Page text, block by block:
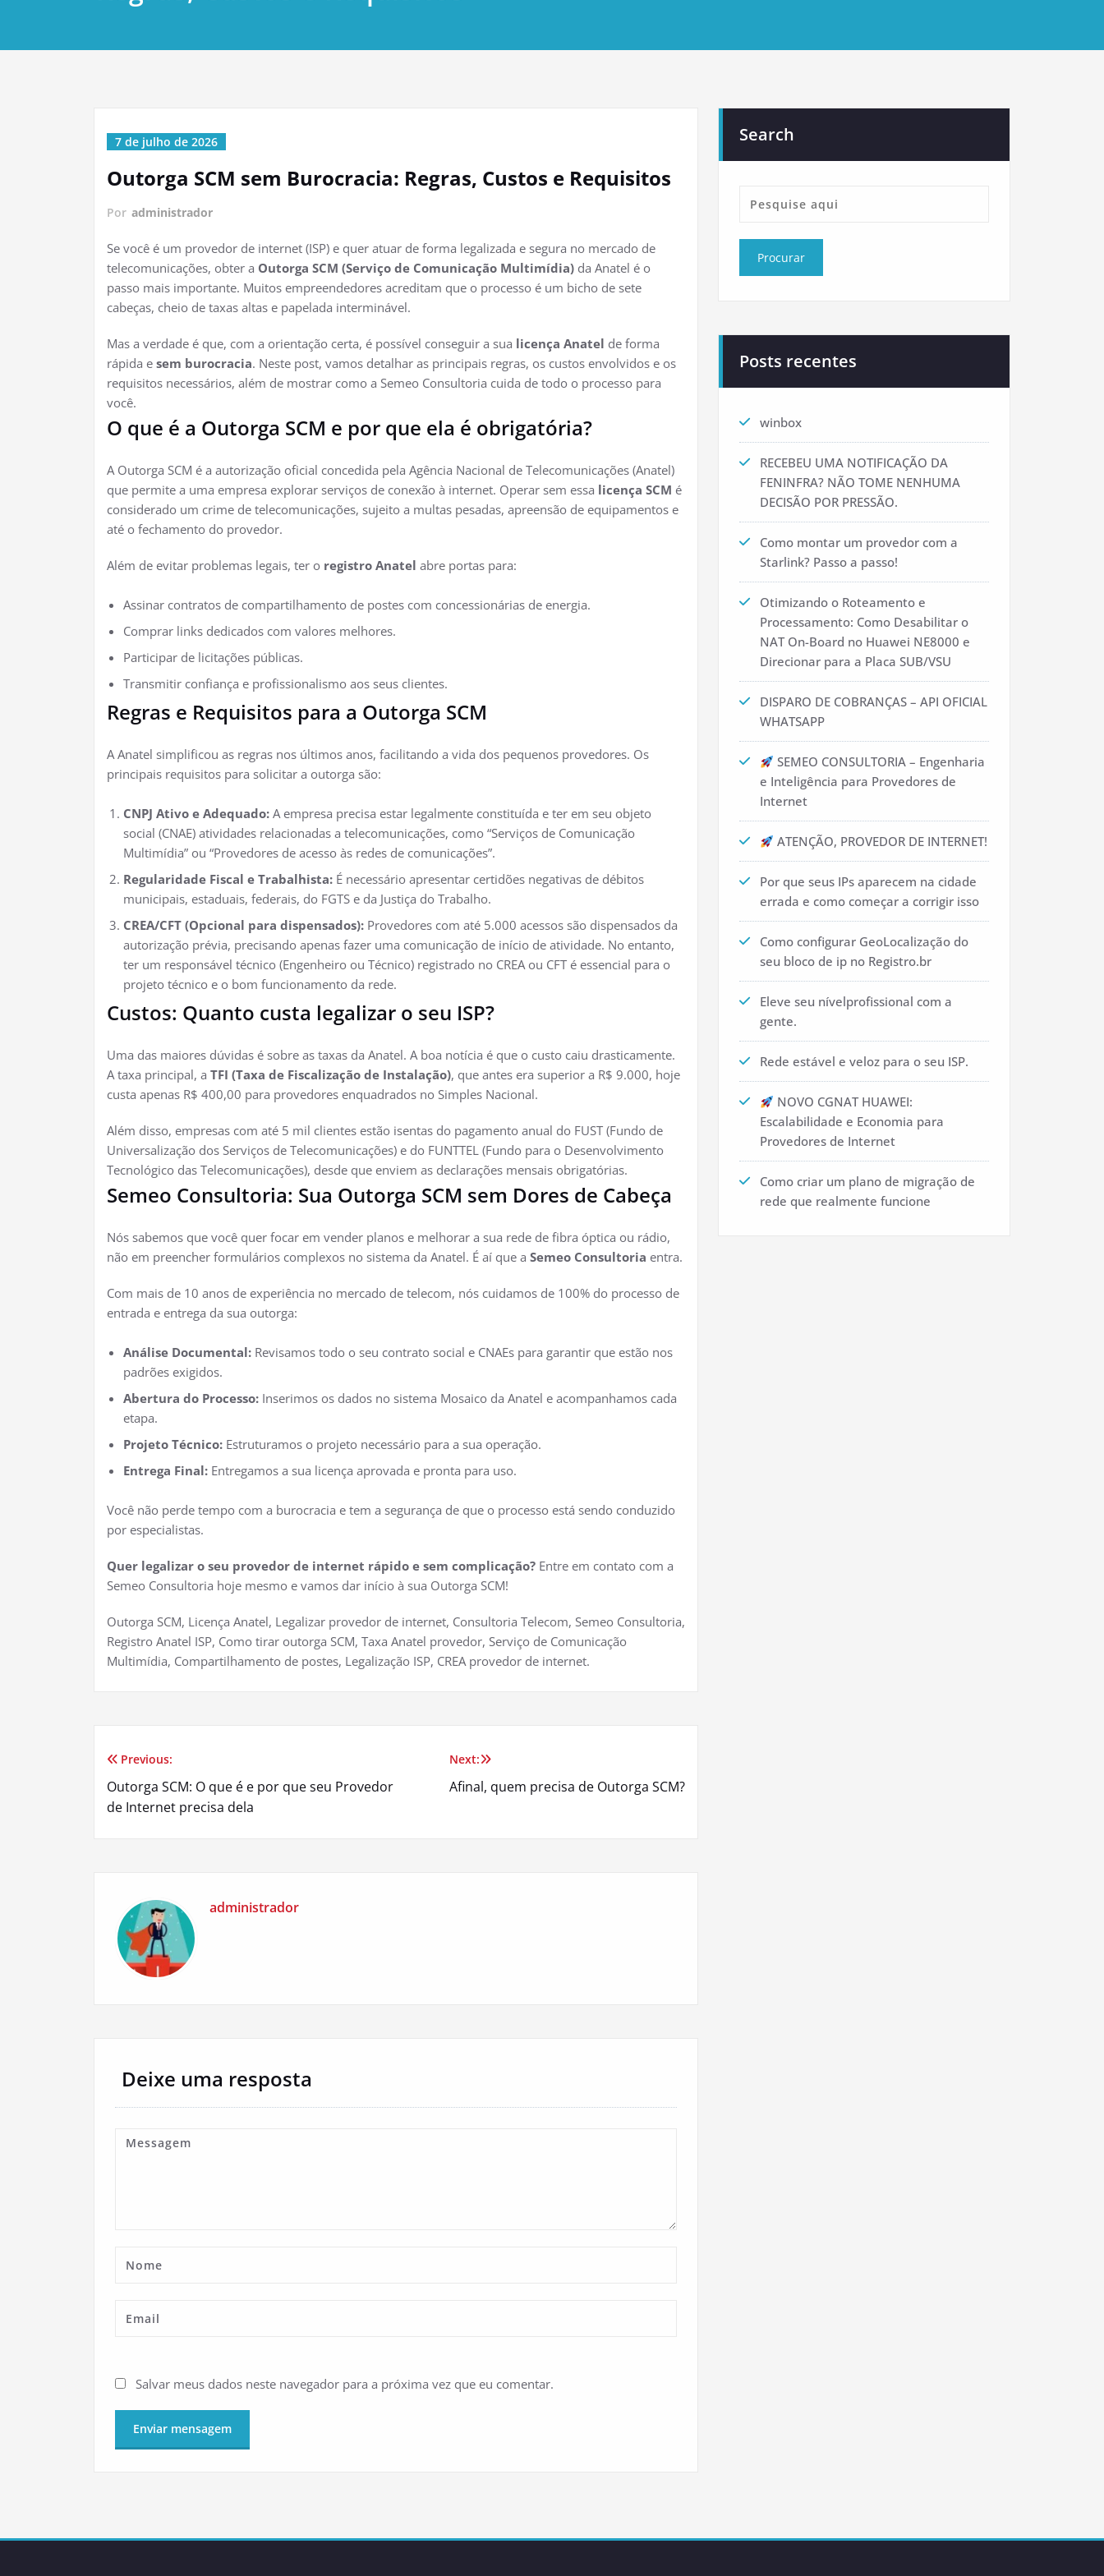
7 de julho de 2026
Outorga SCM sem Burocracia: Regras, Custos e Requisitos
Por administrador
Se você é um provedor de internet (ISP) e quer atuar de forma legalizada e segura no mercado de
telecomunicações, obter a Outorga SCM (Serviço de Comunicação Multimídia) da Anatel é o
passo mais importante. Muitos empreendedores acreditam que o processo é um bicho de sete
cabeças, cheio de taxas altas e papelada interminável.
Mas a verdade é que, com a orientação certa, é possível conseguir a sua licença Anatel de forma
rápida e sem burocracia. Neste post, vamos detalhar as principais regras, os custos envolvidos e os
requisitos necessários, além de mostrar como a Semeo Consultoria cuida de todo o processo para
você.
O que é a Outorga SCM e por que ela é obrigatória?
A Outorga SCM é a autorização oficial concedida pela Agência Nacional de Telecomunicações (Anatel)
que permite a uma empresa explorar serviços de conexão à internet. Operar sem essa licença SCM é
considerado um crime de telecomunicações, sujeito a multas pesadas, apreensão de equipamentos e
até o fechamento do provedor.
Além de evitar problemas legais, ter o registro Anatel abre portas para:
Assinar contratos de compartilhamento de postes com concessionárias de energia.
Comprar links dedicados com valores melhores.
Participar de licitações públicas.
Transmitir confiança e profissionalismo aos seus clientes.
Regras e Requisitos para a Outorga SCM
A Anatel simplificou as regras nos últimos anos, facilitando a vida dos pequenos provedores. Os
principais requisitos para solicitar a outorga são:
CNPJ Ativo e Adequado: A empresa precisa estar legalmente constituída e ter em seu objeto
social (CNAE) atividades relacionadas a telecomunicações, como “Serviços de Comunicação
Multimídia” ou “Provedores de acesso às redes de comunicações”.
Regularidade Fiscal e Trabalhista: É necessário apresentar certidões negativas de débitos
municipais, estaduais, federais, do FGTS e da Justiça do Trabalho.
CREA/CFT (Opcional para dispensados): Provedores com até 5.000 acessos são dispensados da
autorização prévia, precisando apenas fazer uma comunicação de início de atividade. No entanto,
ter um responsável técnico (Engenheiro ou Técnico) registrado no CREA ou CFT é essencial para o
projeto técnico e o bom funcionamento da rede.
Custos: Quanto custa legalizar o seu ISP?
Uma das maiores dúvidas é sobre as taxas da Anatel. A boa notícia é que o custo caiu drasticamente.
A taxa principal, a TFI (Taxa de Fiscalização de Instalação), que antes era superior a R$ 9.000, hoje
custa apenas R$ 400,00 para provedores enquadrados no Simples Nacional.
Além disso, empresas com até 5 mil clientes estão isentas do pagamento anual do FUST (Fundo de
Universalização dos Serviços de Telecomunicações) e do FUNTTEL (Fundo para o Desenvolvimento
Tecnológico das Telecomunicações), desde que enviem as declarações mensais obrigatórias.
Semeo Consultoria: Sua Outorga SCM sem Dores de Cabeça
Nós sabemos que você quer focar em vender planos e melhorar a sua rede de fibra óptica ou rádio,
não em preencher formulários complexos no sistema da Anatel. É aí que a Semeo Consultoria entra.
Com mais de 10 anos de experiência no mercado de telecom, nós cuidamos de 100% do processo de
entrada e entrega da sua outorga:
Análise Documental: Revisamos todo o seu contrato social e CNAEs para garantir que estão nos
padrões exigidos.
Abertura do Processo: Inserimos os dados no sistema Mosaico da Anatel e acompanhamos cada
etapa.
Projeto Técnico: Estruturamos o projeto necessário para a sua operação.
Entrega Final: Entregamos a sua licença aprovada e pronta para uso.
Você não perde tempo com a burocracia e tem a segurança de que o processo está sendo conduzido
por especialistas.
Quer legalizar o seu provedor de internet rápido e sem complicação? Entre em contato com a
Semeo Consultoria hoje mesmo e vamos dar início à sua Outorga SCM!
Outorga SCM, Licença Anatel, Legalizar provedor de internet, Consultoria Telecom, Semeo Consultoria,
Registro Anatel ISP, Como tirar outorga SCM, Taxa Anatel provedor, Serviço de Comunicação
Multimídia, Compartilhamento de postes, Legalização ISP, CREA provedor de internet.
Navegação
de
Previous:
Outorga SCM: O que é e por que seu Provedor
de Internet precisa dela
Next:
Afinal, quem precisa de Outorga SCM?
administrador
Deixe uma resposta
Salvar meus dados neste navegador para a próxima vez que eu comentar.
Search
Posts recentes
winbox
RECEBEU UMA NOTIFICAÇÃO DA
FENINFRA? NÃO TOME NENHUMA
DECISÃO POR PRESSÃO.
Como montar um provedor com a
Starlink? Passo a passo!
Otimizando o Roteamento e
Processamento: Como Desabilitar o
NAT On-Board no Huawei NE8000 e
Direcionar para a Placa SUB/VSU
DISPARO DE COBRANÇAS – API OFICIAL
WHATSAPP
SEMEO CONSULTORIA – Engenharia
e Inteligência para Provedores de
Internet
ATENÇÃO, PROVEDOR DE INTERNET!
Por que seus IPs aparecem na cidade
errada e como começar a corrigir isso
Como configurar GeoLocalização do
seu bloco de ip no Registro.br
Eleve seu nívelprofissional com a
gente.
Rede estável e veloz para o seu ISP.
NOVO CGNAT HUAWEI:
Escalabilidade e Economia para
Provedores de Internet
Como criar um plano de migração de
rede que realmente funcione